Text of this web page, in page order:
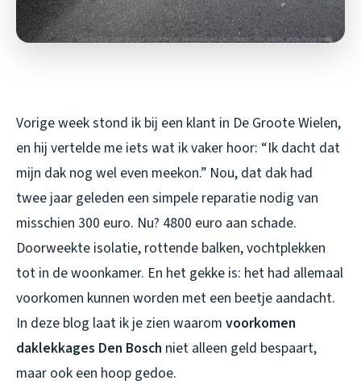
Vorige week stond ik bij een klant in De Groote Wielen,
en hij vertelde me iets wat ik vaker hoor: “Ik dacht dat
mijn dak nog wel even meekon.” Nou, dat dak had
twee jaar geleden een simpele reparatie nodig van
misschien 300 euro. Nu? 4800 euro aan schade.
Doorweekte isolatie, rottende balken, vochtplekken
tot in de woonkamer. En het gekke is: het had allemaal
voorkomen kunnen worden met een beetje aandacht.
In deze blog laat ik je zien waarom voorkomen
daklekkages Den Bosch niet alleen geld bespaart,
maar ook een hoop gedoe.